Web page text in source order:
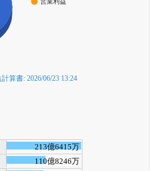
算書: 2026/06/23 13:24
213億6415万
110億8246万